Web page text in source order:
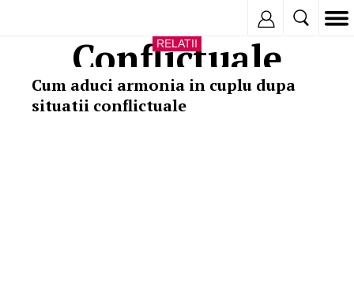
Conflictuale
RELATII
Cum aduci armonia in cuplu dupa
situatii conflictuale